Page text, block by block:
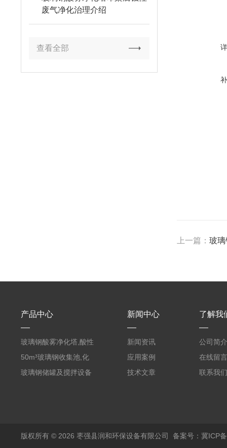
废气净化治理介绍
查看全部
上一篇：玻
产品中心
玻璃钢酸雾净化塔,酸性
废气洗涤塔处理工艺
50m³玻璃钢收集池,化
粪罐
玻璃钢储罐及搅拌设备
新闻中心
新闻资讯
应用案例
技术文章
了解我
公司简介
在线留言
联系我们
版权所有 © 2026 枣强县润和环保设备有限公司 备案号：冀ICP